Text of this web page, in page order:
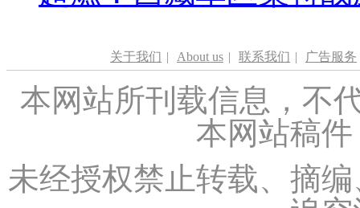
关于我们 | About us | 联系我们 | 广告服务
本网站所刊载信息，不
本网站稿
未经授权禁止转载、摘